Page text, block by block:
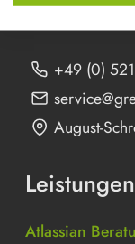
+49 (0)
August-
Leistungen
Atlassian